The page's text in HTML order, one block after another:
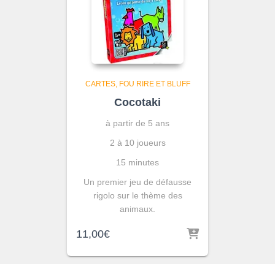
CARTES FOU RIRE ET BLUFF
Cocotaki
à partir de 5 ans
2 à 10 joueurs
15 minutes
Un premier jeu de défausse
rigolo sur le thème des
animaux.
11,00€